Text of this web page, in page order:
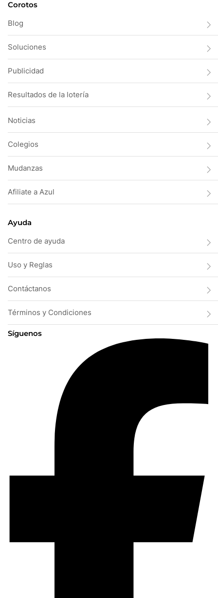
Corotos
Blog
Soluciones
Publicidad
Resultados de la lotería
Noticias
Colegios
Mudanzas
Afiliate a Azul
Ayuda
Centro de ayuda
Uso y Reglas
Contáctanos
Términos y Condiciones
Síguenos